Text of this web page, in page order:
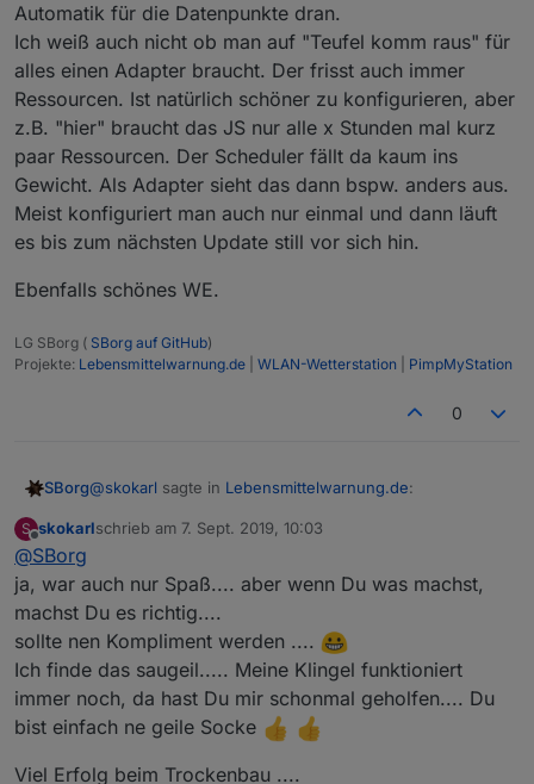
Hast Du Dich schon entschieden ob Du den Email
oder den Wecker/Timer/Counter Adapter favorisierst ?
schönes Wochenende
Automatik für die Datenpunkte dran.
Ich weiß auch nicht ob man auf "Teufel komm raus" für
alles einen Adapter braucht. Der frisst auch immer
Ressourcen. Ist natürlich schöner zu konfigurieren, aber
z.B. "hier" braucht das JS nur alle x Stunden mal kurz
paar Ressourcen. Der Scheduler fällt da kaum ins
Gewicht. Als Adapter sieht das dann bspw. anders aus.
Meist konfiguriert man auch nur einmal und dann läuft
es bis zum nächsten Update still vor sich hin.
Ebenfalls schönes WE.
LG SBorg ( SBorg auf GitHub)
Projekte: Lebensmittelwarnung.de WLAN-Wetterstation PimpMyStation
0
SBorg@skokarl sagte in Lebensmittelwarnung.de:
Danke für das Feedback :)
Adapter steht ganz weit, weit, weit und noch weiter
hinten an. Im Moment ist Trockenbau im Bad wichtiger
^^
Zwischendurch sind dann zuerst mehrere Filter und
eine Automatik für die Datenpunkte dran.
alles einen Adapter braucht. Der frisst auch immer
Ebenfalls schönes WE.
S
Offline
skokarlschrieb am 7. Sept. 2019, 10:03
zuletzt editiert von
@SBorg
ja, war auch nur Spaß.... aber wenn Du was machst,
machst Du es richtig....
sollte nen Kompliment werden ....
Ich finde das saugeil..... Meine Klingel funktioniert
immer noch, da hast Du mir schonmal geholfen.... Du
bist einfach ne geile Socke
Viel Erfolg beim Trockenbau ....